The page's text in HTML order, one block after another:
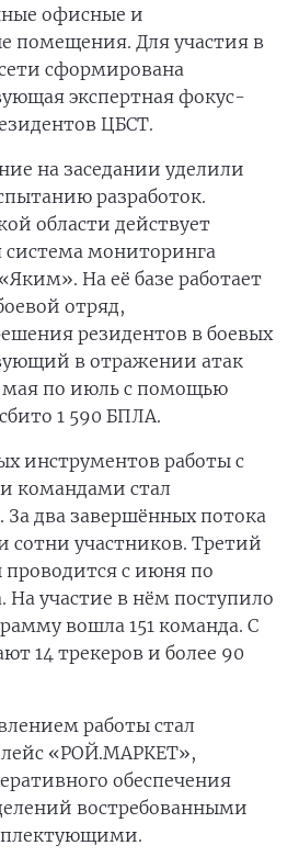
офисные и
помещения. Для участия в
сформирована
экспертная фокус-
ЦБСТ.
на заседании уделили
разработок.
области действует
мониторинга
На её базе работает
отряд,
резидентов в боевых
в отражении атак
мая по июль с помощью
1 590 БПЛА.
инструментов работы с
командами стал
За два завершённых потока
сотни участников. Третий
с июня по
На участие в нём поступило
вошла 151 команда. С
14 трекеров и более 90
работы стал
«РОЙ.МАРКЕТ»,
обеспечения
востребованными